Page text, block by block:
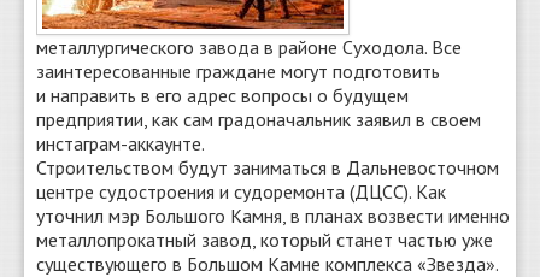
металлургического завода в районе Суходола. Все
заинтересованные граждане могут подготовить
и направить в его адрес вопросы о будущем
предприятии, как сам градоначальник заявил в своем
инстаграм-аккаунте.
Строительством будут заниматься в Дальневосточном
центре судостроения и судоремонта (ДЦСС). Как
уточнил мэр Большого Камня, в планах возвести именно
металлопрокатный завод, который станет частью уже
существующего в Большом Камне комплекса «Звезда».